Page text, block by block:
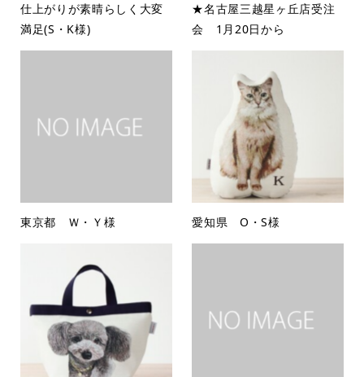
仕上がりが素晴らしく大変
満足(S・K様)
★名古屋三越星ヶ丘店受注
会 1月20日から
東京都 Ｗ・Ｙ様 愛知県 O・S様